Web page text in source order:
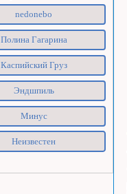
nedonebo
Полина Гагарина
Каспийский Груз
Эндшпиль
Минус
Неизвестен